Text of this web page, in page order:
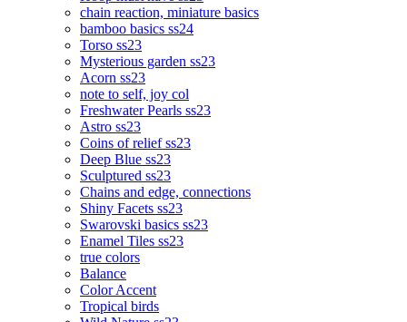
chain reaction, miniature basics
bamboo basics ss24
Torso ss23
Mysterious garden ss23
Acorn ss23
note to self, joy col
Freshwater Pearls ss23
Astro ss23
Coins of relief ss23
Deep Blue ss23
Sculptured ss23
Chains and edge, connections
Shiny Facets ss23
Swarovski basics ss23
Enamel Tiles ss23
true colors
Balance
Color Accent
Tropical birds